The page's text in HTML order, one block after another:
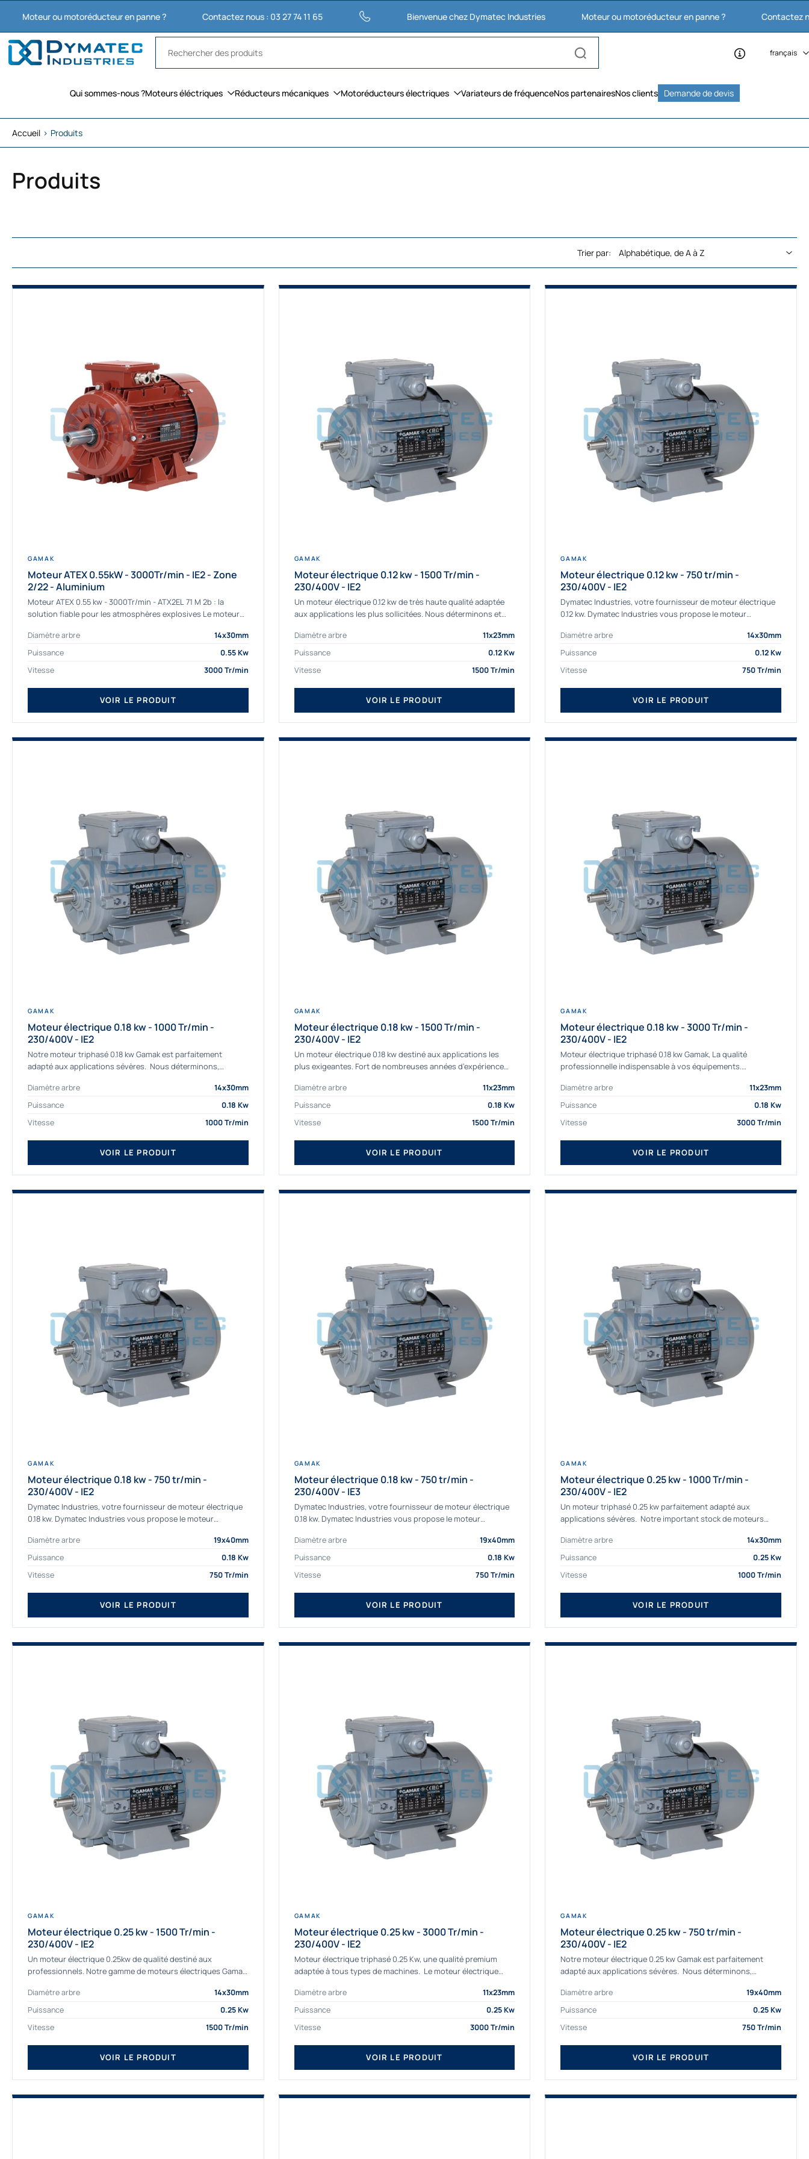
Aller
contenu
ou motoréducteur en panne ? Contactez nous : 03 27 74 11 65 Bienvenue chez Dymatec Industries Moteur ou motoréducteur en panne ? Contactez nous : 03
français
Qui sommes-nous ?Moteurs éléctriques Réducteurs mécaniques Motoréducteurs électriques Variateurs de fréquenceNos partenairesNos clients Demande de devis
Accueil › Produits
Produits
Trier par:
GAMAK
Moteur ATEX 0.55kW - 3000Tr/min - IE2 - Zone
2/22 - Aluminium
Moteur ATEX 0.55 kw - 3000Tr/min - ATX2EL 71 M 2b : la
solution fiable pour les atmosphères explosives Le moteur
Diamètre arbre
14x30mm
Puissance
0.55 Kw
Vitesse
3000 Tr/min
VOIR LE PRODUIT
GAMAK
Moteur électrique 0.12 kw - 1500 Tr/min -
230/400V - IE2
Un moteur électrique 0.12 kw de très haute qualité adaptée
aux applications les plus sollicitées. Nous déterminons et
Diamètre arbre
11x23mm
Puissance
0.12 Kw
Vitesse
1500 Tr/min
VOIR LE PRODUIT
GAMAK
Moteur électrique 0.12 kw - 750 tr/min -
230/400V - IE2
Dymatec Industries, votre fournisseur de moteur électrique
0.12 kw. Dymatec Industries vous propose le moteur
Diamètre arbre
14x30mm
Puissance
0.12 Kw
Vitesse
750 Tr/min
VOIR LE PRODUIT
GAMAK
Moteur électrique 0.18 kw - 1000 Tr/min -
230/400V - IE2
Notre moteur triphasé 0.18 kw Gamak est parfaitement
adapté aux applications sévères. Nous déterminons,
depuis de nombreuses...
Diamètre arbre
14x30mm
Puissance
0.18 Kw
Vitesse
1000 Tr/min
VOIR LE PRODUIT
GAMAK
Moteur électrique 0.18 kw - 1500 Tr/min -
230/400V - IE2
Un moteur électrique 0.18 kw destiné aux applications les
plus exigeantes. Fort de nombreuses années d’expérience
Diamètre arbre
11x23mm
Puissance
0.18 Kw
Vitesse
1500 Tr/min
VOIR LE PRODUIT
GAMAK
Moteur électrique 0.18 kw - 3000 Tr/min -
230/400V - IE2
Moteur électrique triphasé 0.18 kw Gamak, La qualité
professionnelle indispensable à vos équipements.
proposons exclusivement des...
Diamètre arbre
11x23mm
Puissance
0.18 Kw
Vitesse
3000 Tr/min
VOIR LE PRODUIT
GAMAK
Moteur électrique 0.18 kw - 750 tr/min -
230/400V - IE2
Dymatec Industries, votre fournisseur de moteur électrique
0.18 kw. Dymatec Industries vous propose le moteur
Diamètre arbre
19x40mm
Puissance
0.18 Kw
Vitesse
750 Tr/min
VOIR LE PRODUIT
GAMAK
Moteur électrique 0.18 kw - 750 tr/min -
230/400V - IE3
Dymatec Industries, votre fournisseur de moteur électrique
0.18 kw. Dymatec Industries vous propose le moteur
Diamètre arbre
19x40mm
Puissance
0.18 Kw
Vitesse
750 Tr/min
VOIR LE PRODUIT
GAMAK
Moteur électrique 0.25 kw - 1000 Tr/min -
230/400V - IE2
Un moteur triphasé 0.25 kw parfaitement adapté aux
applications sévères. Notre important stock de moteurs
moteurs. Ce moteur...
Diamètre arbre
14x30mm
Puissance
0.25 Kw
Vitesse
1000 Tr/min
VOIR LE PRODUIT
GAMAK
Moteur électrique 0.25 kw - 1500 Tr/min -
230/400V - IE2
Un moteur électrique 0.25kw de qualité destiné aux
professionnels. Notre gamme de moteurs électriques Gamak
Diamètre arbre
14x30mm
Puissance
0.25 Kw
Vitesse
1500 Tr/min
VOIR LE PRODUIT
GAMAK
Moteur électrique 0.25 kw - 3000 Tr/min -
230/400V - IE2
Moteur électrique triphasé 0.25 Kw, une qualité premium
adaptée à tous types de machines. Le moteur électrique
Diamètre arbre
11x23mm
Puissance
0.25 Kw
Vitesse
3000 Tr/min
VOIR LE PRODUIT
GAMAK
Moteur électrique 0.25 kw - 750 tr/min -
230/400V - IE2
Notre moteur électrique 0.25 kw Gamak est parfaitement
adapté aux applications sévères. Nous déterminons,
asynchrones depuis de nombreuses années....
Diamètre arbre
19x40mm
Puissance
0.25 Kw
Vitesse
750 Tr/min
VOIR LE PRODUIT